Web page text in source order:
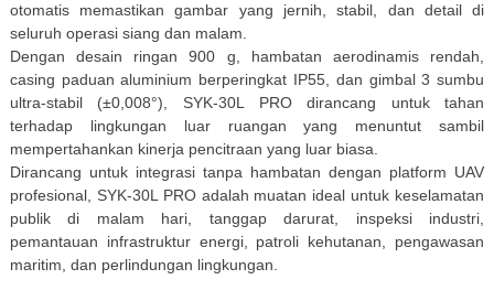
otomatis memastikan gambar yang jernih, stabil, dan detail di
seluruh operasi siang dan malam.
Dengan desain ringan 900 g, hambatan aerodinamis rendah,
casing paduan aluminium berperingkat IP55, dan gimbal 3 sumbu
ultra-stabil (±0,008°), SYK-30L PRO dirancang untuk tahan
terhadap lingkungan luar ruangan yang menuntut sambil
mempertahankan kinerja pencitraan yang luar biasa.
Dirancang untuk integrasi tanpa hambatan dengan platform UAV
profesional, SYK-30L PRO adalah muatan ideal untuk keselamatan
publik di malam hari, tanggap darurat, inspeksi industri,
pemantauan infrastruktur energi, patroli kehutanan, pengawasan
maritim, dan perlindungan lingkungan.